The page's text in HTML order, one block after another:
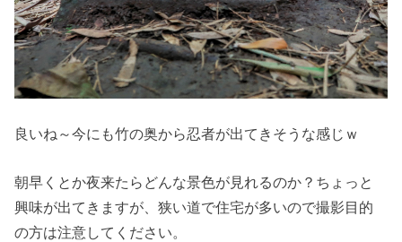
良いね～今にも竹の奥から忍者が出てきそうな感じｗ
朝早くとか夜来たらどんな景色が見れるのか？ちょっと
興味が出てきますが、狭い道で住宅が多いので撮影目的
の方は注意してください。